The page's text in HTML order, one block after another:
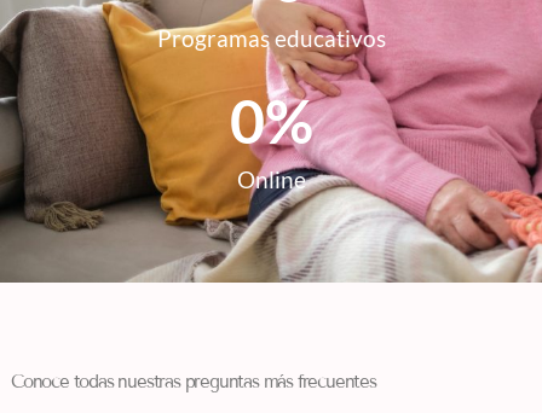
Programas educativos
Online
0%
Conoce todas nuestras preguntas más frecuentes